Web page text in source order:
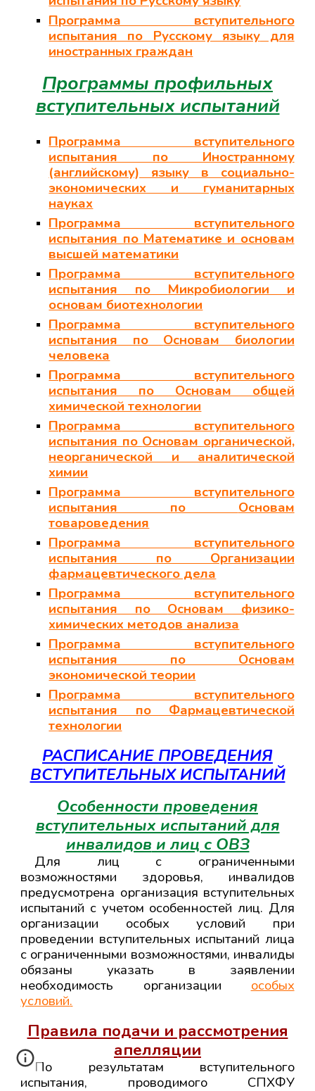
Программа вступительного
испытания по Русскому языкудля
иностранных граждан
Программы профильных
вступительных испытаний
Программа вступительного
испытания по Иностранному
(английскому) языку в социально-
экономических и гуманитарных
науках
Программа вступительного
испытания по Математике и основам
высшей математики
Программа вступительного
испытания по Микробиологии и
основам биотехнологии
Программа вступительного
испытания по Основам биологии
человека
Программа вступительного
испытания по Основам общей
химической технологии
Программа вступительного
испытания по Основам органической,
неорганической и аналитической
химии
Программа вступительного
испытания по Основам
товароведения
Программа вступительного
испытания по Организации
фармацевтического дела
Программа вступительного
испытания по Основам физико-
химических методов анализа
Программа вступительного
испытания по Основам
экономической теории
Программа вступительного
испытания по Фармацевтической
технологии
РАСПИСАНИЕ ПРОВЕДЕНИЯ
ВСТУПИТЕЛЬНЫХ ИСПЫТАНИЙ
Особенности проведения
вступительных испытаний для
инвалидов и лиц с ОВЗ
Для лиц с ограниченными
возможностями здоровья, инвалидов
предусмотрена организация вступительных
испытаний с учетом особенностей лиц. Для
организации особых условий при
проведении вступительных испытаний лица
с ограниченными возможностями, инвалиды
обязаны указать в заявлении
необходимость организации особых
условий.
Правила подачи и рассмотрения
апелляции
По результатам вступительного
испытания, проводимого СПХФУ